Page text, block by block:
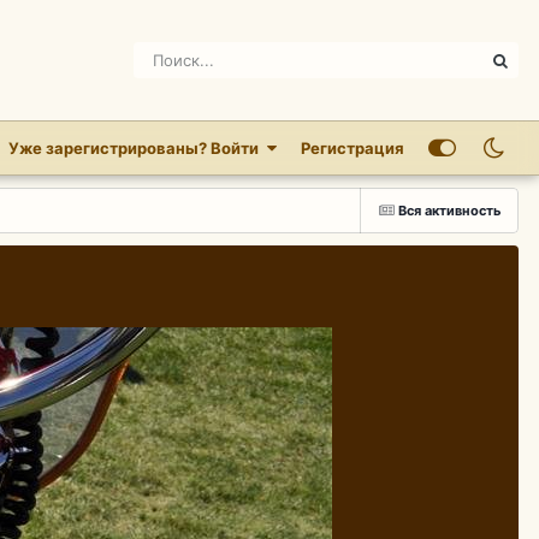
Уже зарегистрированы? Войти Регистрация
Вся активность